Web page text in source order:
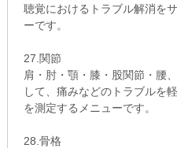
聴覚におけるトラブル解消を
ーです。
27.関節
肩・肘・顎・膝・股関節・腰
して、痛みなどのトラブルを
を測定するメニューです。
28.骨格